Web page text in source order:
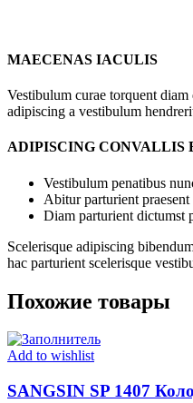
MAECENAS IACULIS
Vestibulum curae torquent
adipiscing a vestibulum
ADIPISCING CONVALLIS
Vestibulum penatibus
Abitur parturient
Diam parturient dictumst
Scelerisque adipiscing
hac parturient scelerisque
Похожие товары
Add to wishlist
SANGSIN SP 1407